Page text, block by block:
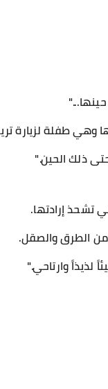
وهي طفلة لزيارة
ذلك الحين."
تشحذ إرادتها.
من الطرق والصقل.
لذيذاً وارتاحي."